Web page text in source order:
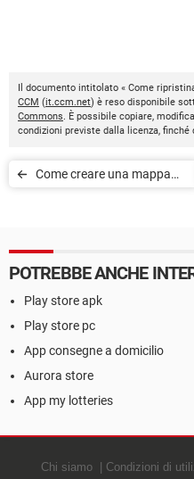
Il documento intitolato « Come
CCM (it.ccm.net) è reso disponibile
Commons. È possibile copiare,
condizioni previste dalla licenza,
Come creare una mappa
POTREBBE ANCHE
Play store apk
Play store pc
App consegne a domicilio
Aurora store
App my lotteries
Chi siamo Condizioni di